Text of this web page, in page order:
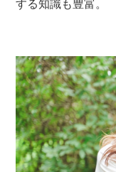
する知識も豊富。